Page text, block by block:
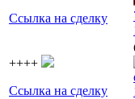
Ссылка на сделку
++++
Ссылка на сделку